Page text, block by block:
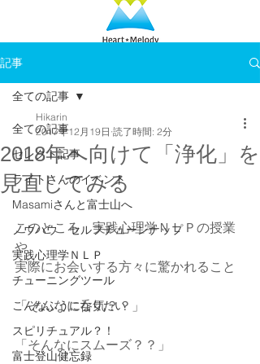
記事
全ての記事
セレクト記事
ライトさんのイベント
Masamiさんと富士山へ
ノウハウ セルフチューンナップ
実践心理学ＮＬＰ
チューニングツール
こんなふうになりたい
スピリチュアル？！
富士登山健忘録
全ての記事
2018年へ向けて「浄化」を
見直してみる
Hikarin
2017年12月19日 読了時間: 2分
このところ　実践心理学ＮＬＰの授業
や
実際にお会いする方々に驚かれること
「そんなに呑気？？」
「そんなにスムーズ？？」